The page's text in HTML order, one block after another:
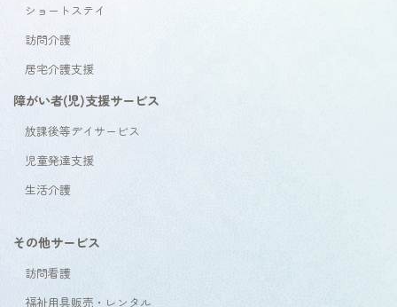
ショートステイ
訪問介護
居宅介護支援
障がい者(児)支援サービス
放課後等デイサービス
児童発達支援
生活介護
その他サービス
訪問看護
福祉用具販売・レンタル